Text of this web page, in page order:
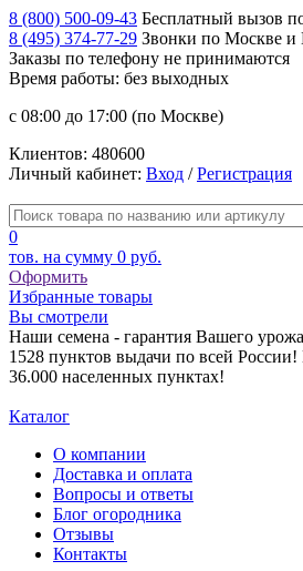
8 (800) 500-09-43 Бесплатный вызов
8 (495) 374-77-29 Звонки по Москве
Заказы по телефону не принимаются
Время работы: без выходных
с 08:00 до 17:00 (по Москве)
Клиентов: 480600
Личный кабинет: Вход /Регистрация
0
тов. на сумму 0 руб.
Оформить
Избранные товары
Вы смотрели
Наши семена - гарантия Вашего
1528 пунктов выдачи по всей России!
36.000 населенных пунктах!
Каталог
О компании
Доставка и оплата
Вопросы и ответы
Блог огородника
Отзывы
Контакты